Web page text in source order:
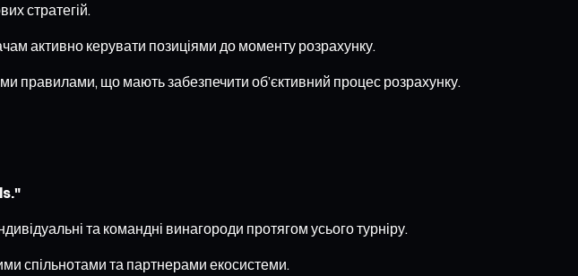
стратегій.
активно керувати позиціями до моменту розрахунку.
правилами, що мають забезпечити об’єктивний процес розрахунку.
та командні винагороди протягом усього турніру.
спільнотами та партнерами екосистеми.